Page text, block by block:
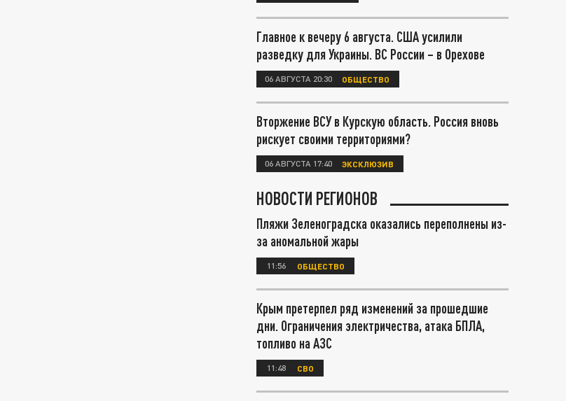
Главное к вечеру 6 августа. США усилили
разведку для Украины. ВС России – в Орехове
06 АВГУСТА 20:30 ОБЩЕСТВО
Вторжение ВСУ в Курскую область. Россия вновь
рискует своими территориями?
06 АВГУСТА 17:40 ЭКСКЛЮЗИВ
НОВОСТИ РЕГИОНОВ
Пляжи Зеленоградска оказались переполнены из-
за аномальной жары
11:56 ОБЩЕСТВО
Крым претерпел ряд изменений за прошедшие
дни. Ограничения электричества, атака БПЛА,
топливо на АЗС
11:48 СВО